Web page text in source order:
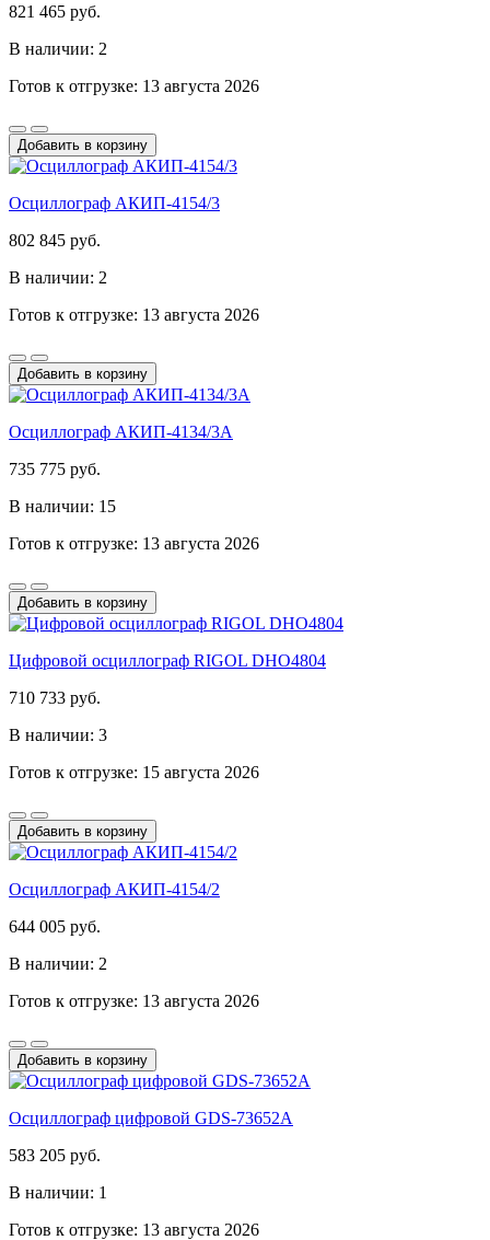
821 465 руб.
В наличии: 2
Готов к отгрузке: 13 августа 2026
Добавить в корзину
Осциллограф АКИП-4154/3
802 845 руб.
В наличии: 2
Готов к отгрузке: 13 августа 2026
Добавить в корзину
Осциллограф АКИП-4134/3А
735 775 руб.
В наличии: 15
Готов к отгрузке: 13 августа 2026
Добавить в корзину
Цифровой осциллограф RIGOL DHO4804
710 733 руб.
В наличии: 3
Готов к отгрузке: 15 августа 2026
Добавить в корзину
Осциллограф АКИП-4154/2
644 005 руб.
В наличии: 2
Готов к отгрузке: 13 августа 2026
Добавить в корзину
Осциллограф цифровой GDS-73652A
583 205 руб.
В наличии: 1
Готов к отгрузке: 13 августа 2026